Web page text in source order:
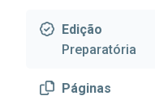
Edição
Preparatória
Páginas